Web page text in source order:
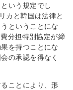
いう規定でし
カと韓国は法律と
ということにな
分担特別協定が締
を持つことにな
の承認を得なく
ことにより、形